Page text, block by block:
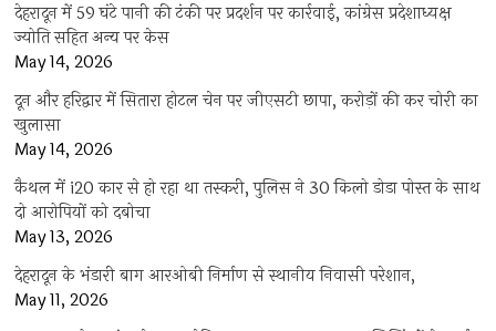
देहरादून में 59 घंटे पानी की टंकी पर प्रदर्शन पर कार्रवाई, कांग्रेस प्रदेशाध्यक्ष
ज्योति सहित अन्य पर केस
May 14, 2026
दून और हरिद्वार में सितारा होटल चेन पर जीएसटी छापा, करोड़ों की कर चोरी का
खुलासा
May 14, 2026
कैथल में i20 कार से हो रहा था तस्करी, पुलिस ने 30 किलो डोडा पोस्त के साथ
दो आरोपियों को दबोचा
May 13, 2026
देहरादून के भंडारी बाग आरओबी निर्माण से स्थानीय निवासी परेशान,
May 11, 2026